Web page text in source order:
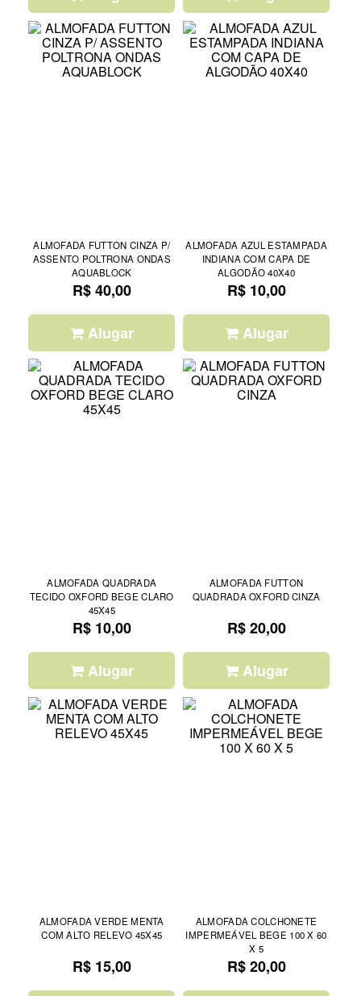
ALMOFADA FUTTON CINZA P/
ASSENTO POLTRONA ONDAS
AQUABLOCK
R$ 40,00
Alugar
ALMOFADA AZUL ESTAMPADA
INDIANA COM CAPA DE
ALGODÃO 40X40
R$ 10,00
Alugar
ALMOFADA QUADRADA
TECIDO OXFORD BEGE CLARO
45X45
R$ 10,00
Alugar
ALMOFADA FUTTON
QUADRADA OXFORD CINZA
R$ 20,00
Alugar
ALMOFADA VERDE MENTA
COM ALTO RELEVO 45X45
R$ 15,00
ALMOFADA COLCHONETE
IMPERMEÁVEL BEGE 100 X 60
X 5
R$ 20,00